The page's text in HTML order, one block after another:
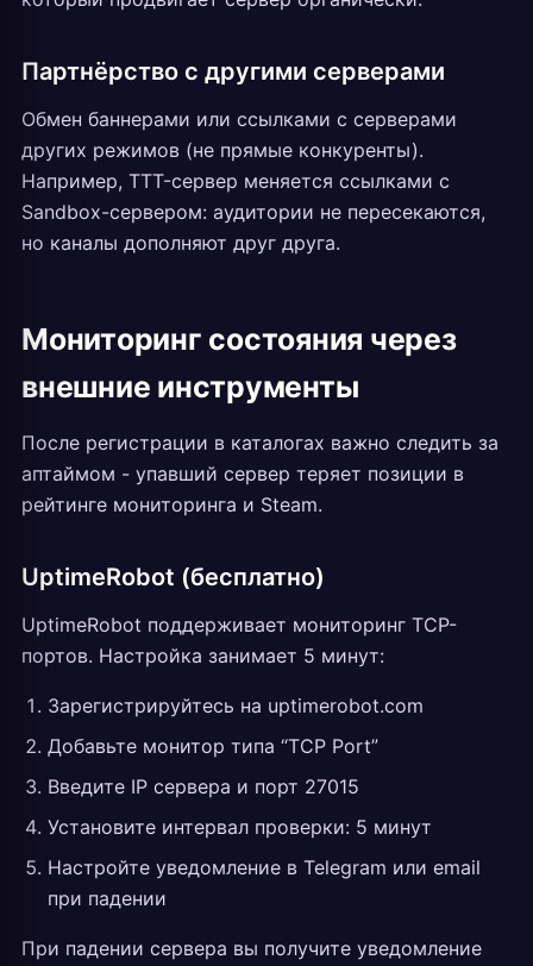
Партнёрство с другими серверами
Обмен баннерами или ссылками с серверами
других режимов (не прямые конкуренты).
Например, TTT-сервер меняется ссылками с
Sandbox-сервером: аудитории не пересекаются,
но каналы дополняют друг друга.
Мониторинг состояния через
внешние инструменты
После регистрации в каталогах важно следить за
аптаймом - упавший сервер теряет позиции в
рейтинге мониторинга и Steam.
UptimeRobot (бесплатно)
UptimeRobot поддерживает мониторинг TCP-
портов. Настройка занимает 5 минут:
Зарегистрируйтесь на uptimerobot.com
Добавьте монитор типа “TCP Port”
Введите IP сервера и порт 27015
Установите интервал проверки: 5 минут
Настройте уведомление в Telegram или email
при падении
При падении сервера вы получите уведомление